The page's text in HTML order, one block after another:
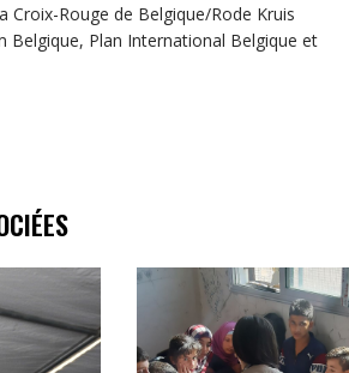
Rouge de Belgique/Rode Kruis
Belgique, Plan International Belgique et